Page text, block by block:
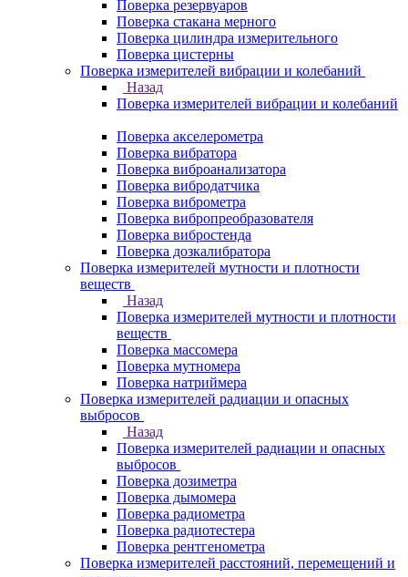
Поверка резервуаров
Поверка стакана мерного
Поверка цилиндра измерительного
Поверка цистерны
Поверка измерителей вибрации и колебаний
Назад
Поверка измерителей вибрации и колебаний
Поверка акселерометра
Поверка вибратора
Поверка виброанализатора
Поверка вибродатчика
Поверка виброметра
Поверка вибропреобразователя
Поверка вибростенда
Поверка дозкалибратора
Поверка измерителей мутности и плотности
веществ
Назад
Поверка измерителей мутности и плотности
веществ
Поверка массомера
Поверка мутномера
Поверка натриймера
Поверка измерителей радиации и опасных
выбросов
Назад
Поверка измерителей радиации и опасных
выбросов
Поверка дозиметра
Поверка дымомера
Поверка радиометра
Поверка радиотестера
Поверка рентгенометра
Поверка измерителей расстояний, перемещений и